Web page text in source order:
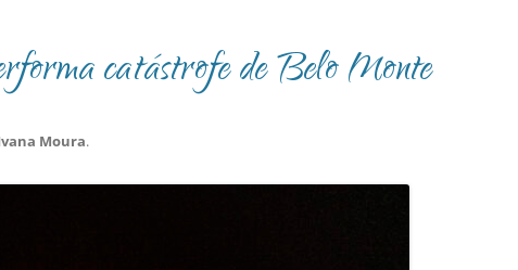
catástrofe de Belo Monte
Moura.